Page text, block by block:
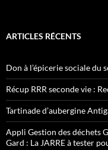
ARTICLES RÉCENTS
Don à l’épicerie sociale du
Récup RRR seconde vie :
Tartinade d’aubergine
Appli Gestion des déchets
Gard : La JARRE à tester